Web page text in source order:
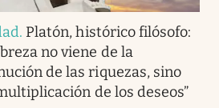
. Platón, histórico filósofo:
no viene de la
de las riquezas, sino
de los deseos”